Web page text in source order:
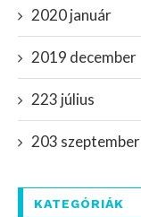
2020 január
2019 december
223 július
203 szeptember
KATEGÓRIÁK